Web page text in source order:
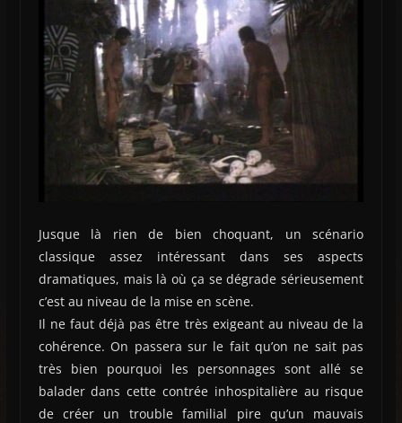
Jusque là rien de bien choquant, un scénario
classique assez intéressant dans ses aspects
dramatiques, mais là où ça se dégrade sérieusement
c’est au niveau de la mise en scène.
Il ne faut déjà pas être très exigeant au niveau de la
cohérence. On passera sur le fait qu’on ne sait pas
très bien pourquoi les personnages sont allé se
balader dans cette contrée inhospitalière au risque
de créer un trouble familial pire qu’un mauvais